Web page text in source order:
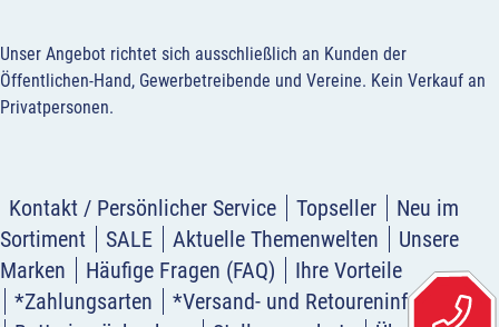
Unser Angebot richtet sich ausschließlich an Kunden der
Öffentlichen-Hand, Gewerbetreibende und Vereine. Kein Verkauf an
Privatpersonen.
Kontakt / Persönlicher Service Topseller
Neu im
Sortiment
SALE Aktuelle Themenwelten
Unsere
Marken
Häufige Fragen (FAQ)
Ihre Vorteile
*Zahlungsarten
*Versand- und Retoureninformation